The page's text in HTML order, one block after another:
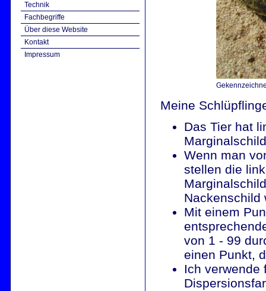
Technik
Fachbegriffe
Über diese Website
Kontakt
Impressum
Meine
Das Tier hat
Wenn man
stellen die
Nackenschild
Mit einem
von 1 - 99
einen Punkt,
Ich verwende